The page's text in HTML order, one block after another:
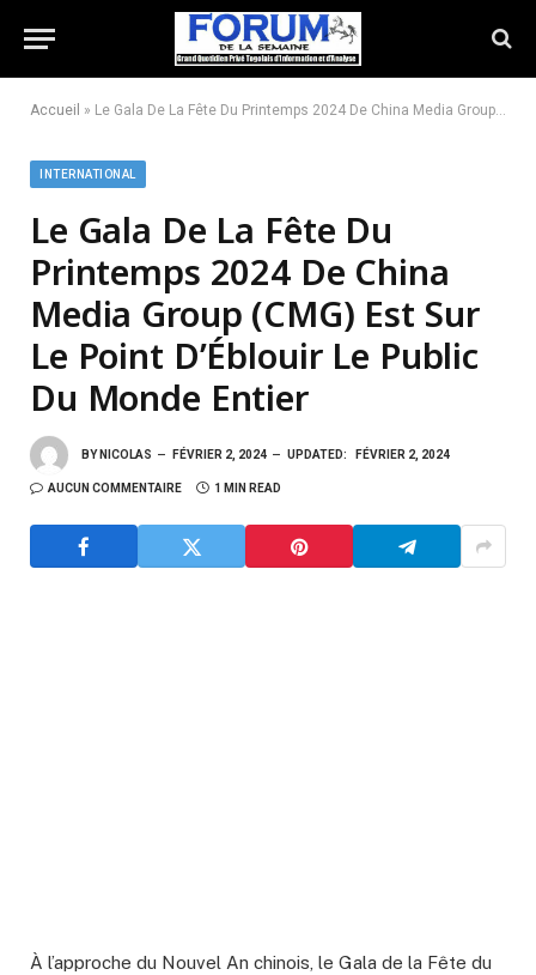
Accueil » Le Gala De La Fête Du Printemps 2024 De China Media Group (CMG) Est Sur Le Point D’Éblouir Le Public Du Monde Entier
INTERNATIONAL
Le Gala De La Fête Du
Printemps 2024 De China
Media Group (CMG) Est Sur
Le Point D’Éblouir Le Public
Du Monde Entier
BY NICOLAS FÉVRIER 2, 2024 UPDATED: FÉVRIER 2, 2024
AUCUN COMMENTAIRE 1 MIN READ
À l’approche du Nouvel An chinois, le Gala de la Fête du